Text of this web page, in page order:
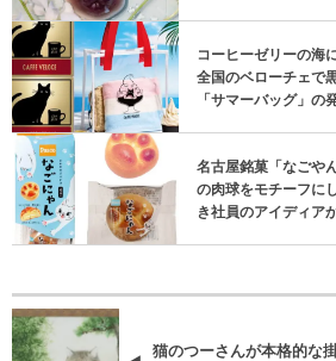
コーヒーゼリーの海
全国のベローチェで
「サマーバッグ」の
名古屋銘菓「なごや
の肉球をモチーフに
き社員のアイディア
猫のつーさんが本格的な